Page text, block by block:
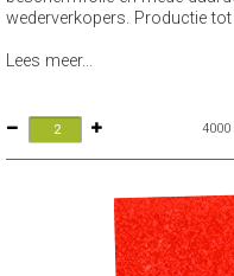
wederverkopers. Productie tot
Lees meer...